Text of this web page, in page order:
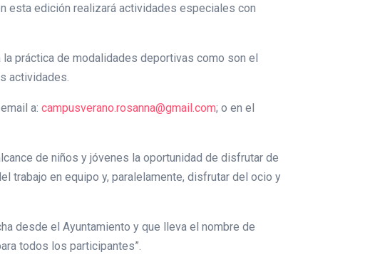
esta edición realizará actividades especiales con
práctica de modalidades deportivas como son el
actividades.
a: campusverano.rosanna@gmail.com; o en el
de niños y jóvenes la oportunidad de disfrutar de
trabajo en equipo y, paralelamente, disfrutar del ocio y
desde el Ayuntamiento y que lleva el nombre de
todos los participantes”.